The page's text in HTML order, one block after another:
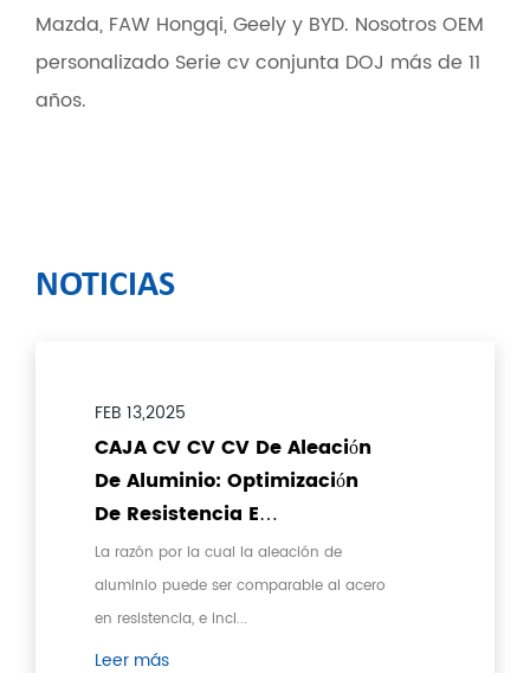
Mazda, FAW Hongqi, Geely y BYD. Nosotros OEM
personalizado Serie cv conjunta DOJ más de 11
años.
NOTICIAS
FEB 13,2025
CAJA CV CV CV De Aleación
De Aluminio: Optimización
De Resistencia E
Investigación De
Confiabilidad De Transmisión
La razón por la cual la aleación de
aluminio puede ser comparable al acero
en resistencia, e incl...
Leer más